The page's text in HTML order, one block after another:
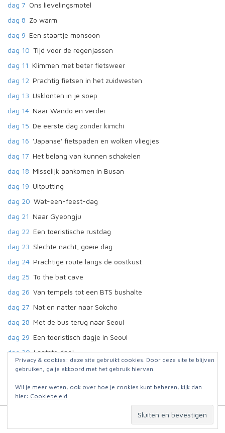
dag 7 Ons lievelingsmotel
dag 8 Zo warm
dag 9 Een staartje monsoon
dag 10 Tijd voor de regenjassen
dag 11 Klimmen met beter fietsweer
dag 12 Prachtig fietsen in het zuidwesten
dag 13 IJsklonten in je soep
dag 14 Naar Wando en verder
dag 15 De eerste dag zonder kimchi
dag 16 'Japanse' fietspaden en wolken vliegjes
dag 17 Het belang van kunnen schakelen
dag 18 Misselijk aankomen in Busan
dag 19 Uitputting
dag 20 Wat-een-feest-dag
dag 21 Naar Gyeongju
dag 22 Een toeristische rustdag
dag 23 Slechte nacht, goeie dag
dag 24 Prachtige route langs de oostkust
dag 25 To the bat cave
dag 26 Van tempels tot een BTS bushalte
dag 27 Nat en natter naar Sokcho
dag 28 Met de bus terug naar Seoul
dag 29 Een toeristisch dagje in Seoul
dag 30 Laatste dag!
Omniafausta grafisch ontwerp
Privacy & cookies: deze site gebruikt cookies. Door deze site te blijven
gebruiken, ga je akkoord met het gebruik hiervan.
Wil je meer weten, ook over hoe je cookies kunt beheren, kijk dan
hier: Cookiebeleid